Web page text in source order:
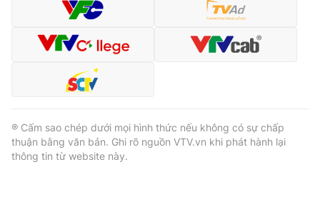
® Cấm sao chép dưới mọi hình thức nếu không có sự chấp
thuận bằng văn bản. Ghi rõ nguồn VTV.vn khi phát hành lại
thông tin từ website này.